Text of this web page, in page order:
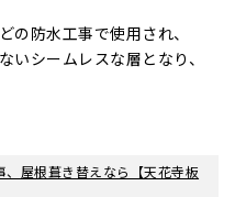
の防水工事で使用され、
いシームレスな層となり、
屋根葺き替えなら【天花寺板